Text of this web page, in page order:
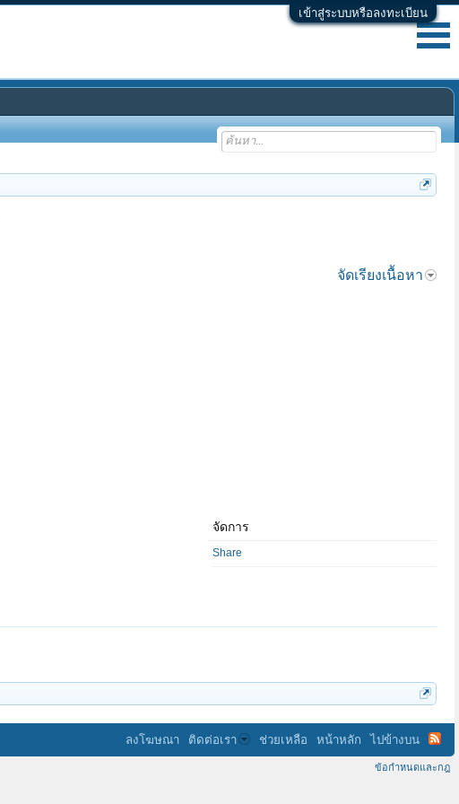
เข้าสู่ระบบหรือลงทะเบียน
จัดเรียงเนื้อหา
จัดการ
Share
ลงโฆษณา ติดต่อเรา ช่วยเหลือ หน้าหลัก ไปข้างบน
ข้อกำหนดและกฎ